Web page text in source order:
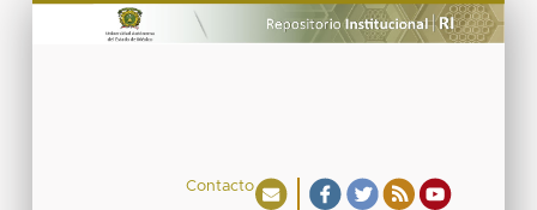
Contacto